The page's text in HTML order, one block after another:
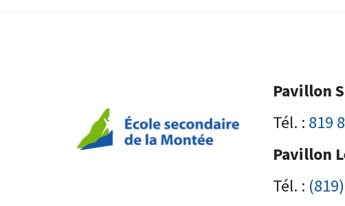
Pavillon
Tél. : 819
Pavillon
Tél. :